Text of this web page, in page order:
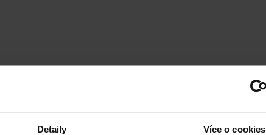
Detaily Více o cookies